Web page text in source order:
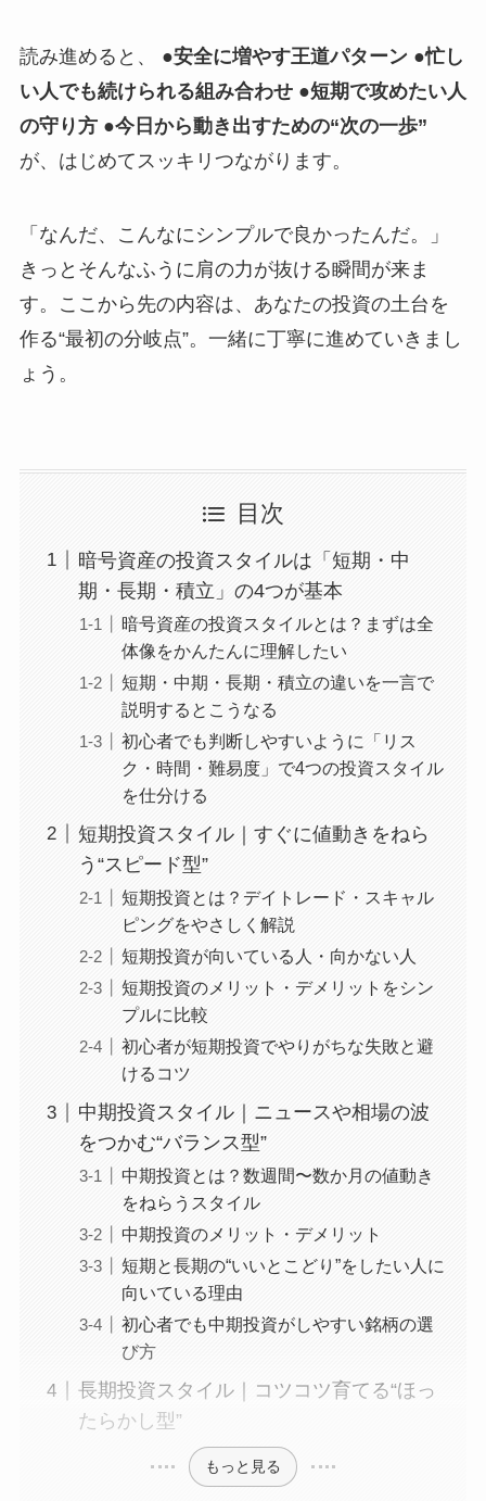
読み進めると、 ●安全に増やす王道パターン ●忙し
い人でも続けられる組み合わせ ●短期で攻めたい人
の守り方 ●今日から動き出すための“次の一歩”
が、はじめてスッキリつながります。
「なんだ、こんなにシンプルで良かったんだ。」
きっとそんなふうに肩の力が抜ける瞬間が来ま
す。ここから先の内容は、あなたの投資の土台を
作る“最初の分岐点”。一緒に丁寧に進めていきまし
ょう。
目次
暗号資産の投資スタイルは「短期・中
期・長期・積立」の4つが基本
暗号資産の投資スタイルとは？まずは全
体像をかんたんに理解したい
短期・中期・長期・積立の違いを一言で
説明するとこうなる
初心者でも判断しやすいように「リス
ク・時間・難易度」で4つの投資スタイル
を仕分ける
短期投資スタイル｜すぐに値動きをねら
う“スピード型”
短期投資とは？デイトレード・スキャル
ピングをやさしく解説
短期投資が向いている人・向かない人
短期投資のメリット・デメリットをシン
プルに比較
初心者が短期投資でやりがちな失敗と避
けるコツ
中期投資スタイル｜ニュースや相場の波
をつかむ“バランス型”
中期投資とは？数週間〜数か月の値動き
をねらうスタイル
中期投資のメリット・デメリット
短期と長期の“いいとこどり”をしたい人に
向いている理由
初心者でも中期投資がしやすい銘柄の選
び方
長期投資スタイル｜コツコツ育てる“ほっ
たらかし型”
もっと見る